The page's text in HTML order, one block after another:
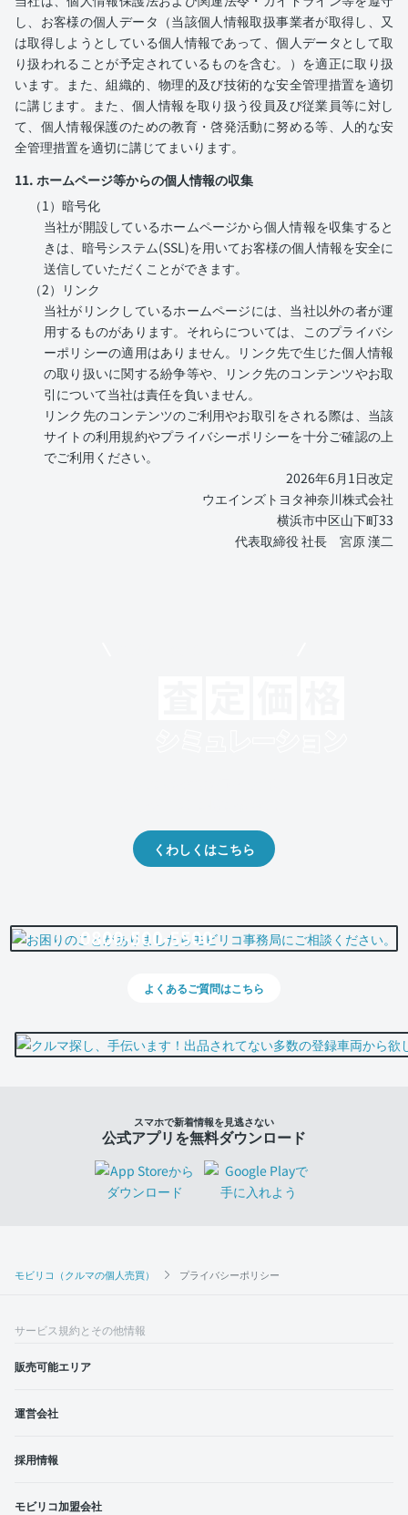
モビリコ（クルマの個人売買） プライバシーポリシー
し、お客様の個人データ（当該個人情報取扱事業者が取得し、又
は取得しようとしている個人情報であって、個人データとして取
り扱われることが予定されているものを含む。）を適正に取り扱
います。また、組織的、物理的及び技術的な安全管理措置を適切
に講じます。また、個人情報を取り扱う役員及び従業員等に対し
て、個人情報保護のための教育・啓発活動に努める等、人的な安
全管理措置を適切に講じてまいります。
11. ホームページ等からの個人情報の収集
（1）暗号化
当社が開設しているホームページから個人情報を収集すると
きは、暗号システム(SSL)を用いてお客様の個人情報を安全に
送信していただくことができます。
（2）リンク
当社がリンクしているホームページには、当社以外の者が運
用するものがあります。それらについては、このプライバシ
ーポリシーの適用はありません。リンク先で生じた個人情報
の取り扱いに関する紛争等や、リンク先のコンテンツやお取
引について当社は責任を負いません。
リンク先のコンテンツのご利用やお取引をされる際は、当該
サイトの利用規約やプライバシーポリシーを十分ご確認の上
でご利用ください。
2026年6月1日改定
ウエインズトヨタ神奈川株式会社
横浜市中区山下町33
代表取締役 社長 宮原 漢二
くわしくはこちら
0800-500-5500
よくあるご質問はこちら
スマホで新着情報を見逃さない
公式アプリを無料ダウンロード
サービス規約とその他情報
販売可能エリア
運営会社
採用情報
モビリコ加盟会社